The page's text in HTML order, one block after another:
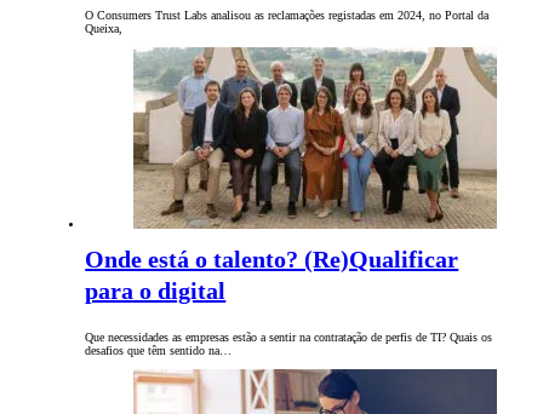
O Consumers Trust Labs analisou as reclamações registadas em 2024, no Portal da
Queixa,
Onde está o talento? (Re)Qualificar
para o digital
Que necessidades as empresas estão a sentir na contratação de perfis de TI? Quais os
desafios que têm sentido na…